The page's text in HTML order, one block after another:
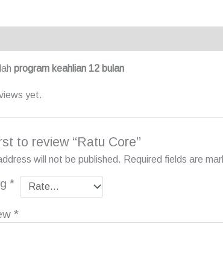
program keahlian 12 bulan
yet.
to review “Ratu Core”
will not be published. Required fields are
*
*